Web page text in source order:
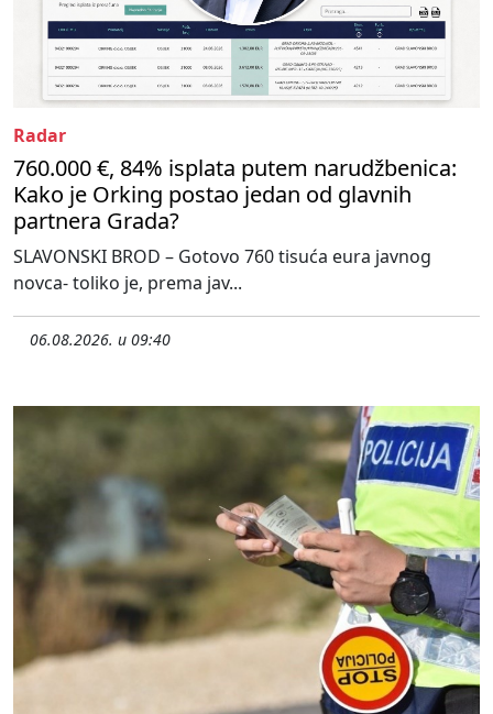
Radar
760.000 €, 84% isplata putem narudžbenica:
Kako je Orking postao jedan od glavnih
partnera Grada?
SLAVONSKI BROD – Gotovo 760 tisuća eura javnog
novca- toliko je, prema jav...
06.08.2026. u 09:40